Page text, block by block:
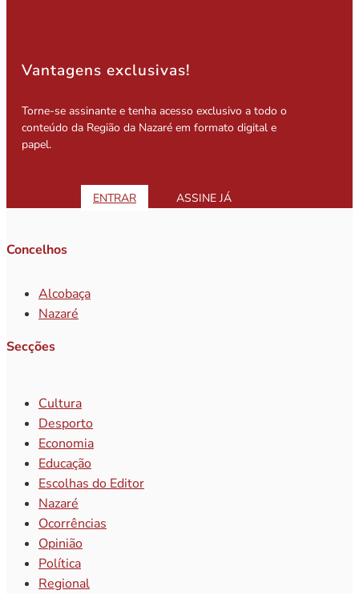
Vantagens exclusivas!
Torne-se assinante e tenha acesso exclusivo a todo o
conteúdo da Região da Nazaré em formato digital e
papel.
ENTRAR ASSINE JÁ
Concelhos
Alcobaça
Nazaré
Secções
Cultura
Desporto
Economia
Educação
Escolhas do Editor
Nazaré
Ocorrências
Opinião
Política
Regional